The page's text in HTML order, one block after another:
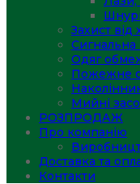
Захист від
Сигнальна
Одяг
Пожежне
Мийні
РОЗПРОДАЖ
Про компанію
Доставка та
Контакти